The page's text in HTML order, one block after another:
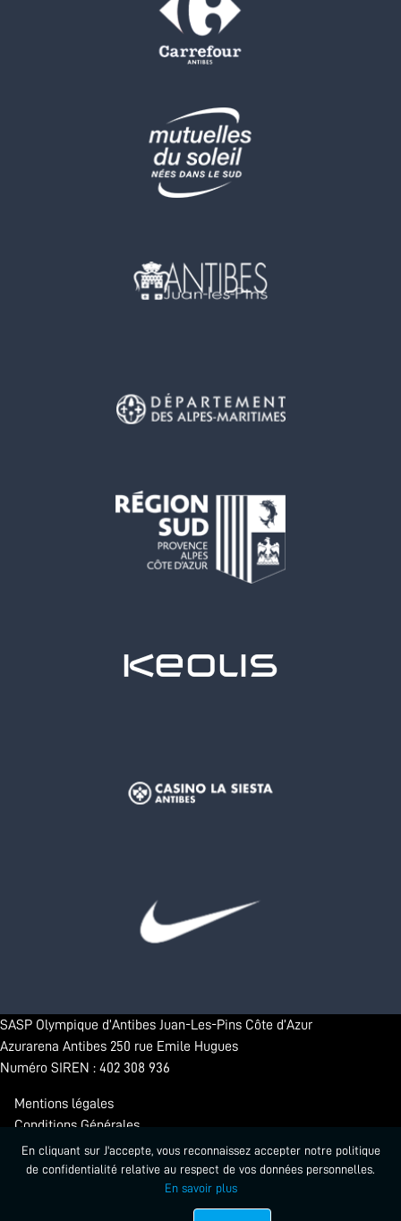
SASP Olympique d’Antibes Juan-Les-Pins Côte d’Azur
Azurarena Antibes 250 rue Emile Hugues
Numéro SIREN : 402 308 936
Mentions légales
Conditions Générales
Confidentialité
© 2026 - Antibes Sharks. Tous droits réservés.
En cliquant sur J'accepte, vous reconnaissez accepter notre politique
de confidentialité relative au respect de vos données personnelles.
En savoir plus